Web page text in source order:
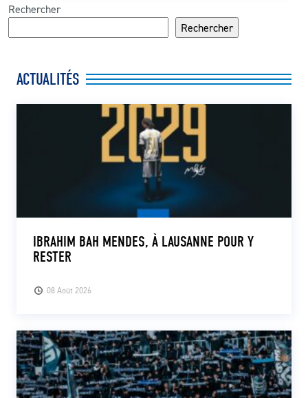
Rechercher
Rechercher
ACTUALITÉS
08 Août 2026
IBRAHIM BAH MENDES, À LAUSANNE POUR Y
RESTER